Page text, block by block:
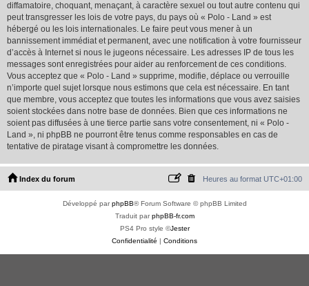
diffamatoire, choquant, menaçant, à caractère sexuel ou tout autre contenu qui
peut transgresser les lois de votre pays, du pays où « Polo - Land » est
hébergé ou les lois internationales. Le faire peut vous mener à un
bannissement immédiat et permanent, avec une notification à votre fournisseur
d’accès à Internet si nous le jugeons nécessaire. Les adresses IP de tous les
messages sont enregistrées pour aider au renforcement de ces conditions.
Vous acceptez que « Polo - Land » supprime, modifie, déplace ou verrouille
n’importe quel sujet lorsque nous estimons que cela est nécessaire. En tant
que membre, vous acceptez que toutes les informations que vous avez saisies
soient stockées dans notre base de données. Bien que ces informations ne
soient pas diffusées à une tierce partie sans votre consentement, ni « Polo -
Land », ni phpBB ne pourront être tenus comme responsables en cas de
tentative de piratage visant à compromettre les données.
Index du forum Heures au format UTC+01:00
Développé parphpBB® Forum Software © phpBB Limited
Traduit parphpBB-fr.com
PS4 Pro style ©Jester
Confidentialité | Conditions